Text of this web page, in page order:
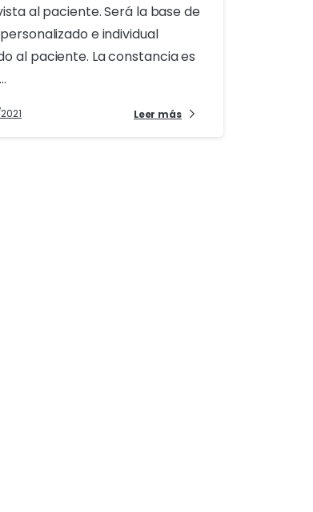
al paciente. Será la base de
e individual
al paciente. La constancia es
Leer más